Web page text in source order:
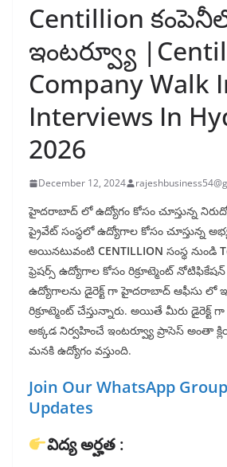
Centillion
ఇంటర్వ్యూ
Company Walk
Interviews In
2026
December 12, 2024
హైదరాబాద్ లో ఉద్యోగం కోసం చూస్తున్న
ప్రైవేట్ సంస్థలో ఉద్యోగాల కోసం చూస్తున్న
అయినటువంటి CENTILLION సంస్థ నుండి
ఫ్రెషర్స్ ఉద్యోగాల కోసం రిక్రూట్మెంట్
ఉద్యోగాలను డైరెక్ట్ గా హైదరాబాద్ ఆఫీసు లో
రిక్రూట్మెంట్ చేస్తున్నారు. అయితే మీరు డైరెక్ట్
అక్కడ నిర్వహించే ఇంటర్వ్యూ ప్రాసెస్ అంతా
మనకి ఉద్యోగం వస్తుంది.
Join Our WhatsApp
Updates
విద్య అర్హత :